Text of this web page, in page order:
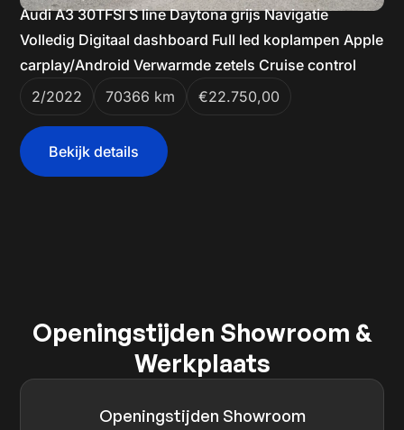
Audi A3 30TFSI S line Daytona grijs Navigatie
Volledig Digitaal dashboard Full led koplampen Apple
carplay/Android Verwarmde zetels Cruise control
2/2022
70366 km €22.750,00
Bekijk details
Openingstijden Showroom &
Werkplaats
Openingstijden Showroom